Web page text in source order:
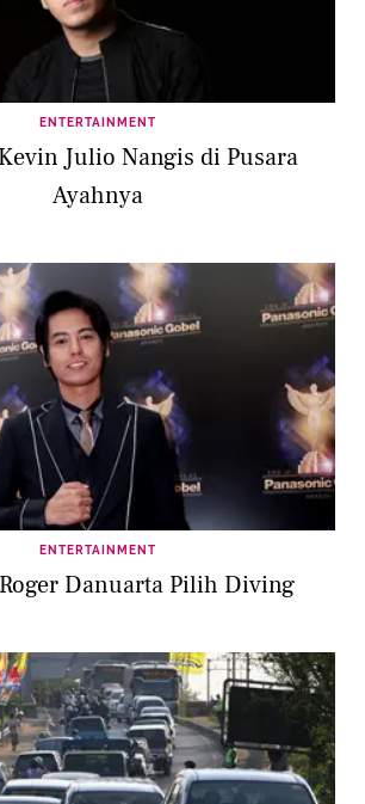
ENTERTAINMENT
Julio Nangis di Pusara
Ayahnya
ENTERTAINMENT
Danuarta Pilih Diving